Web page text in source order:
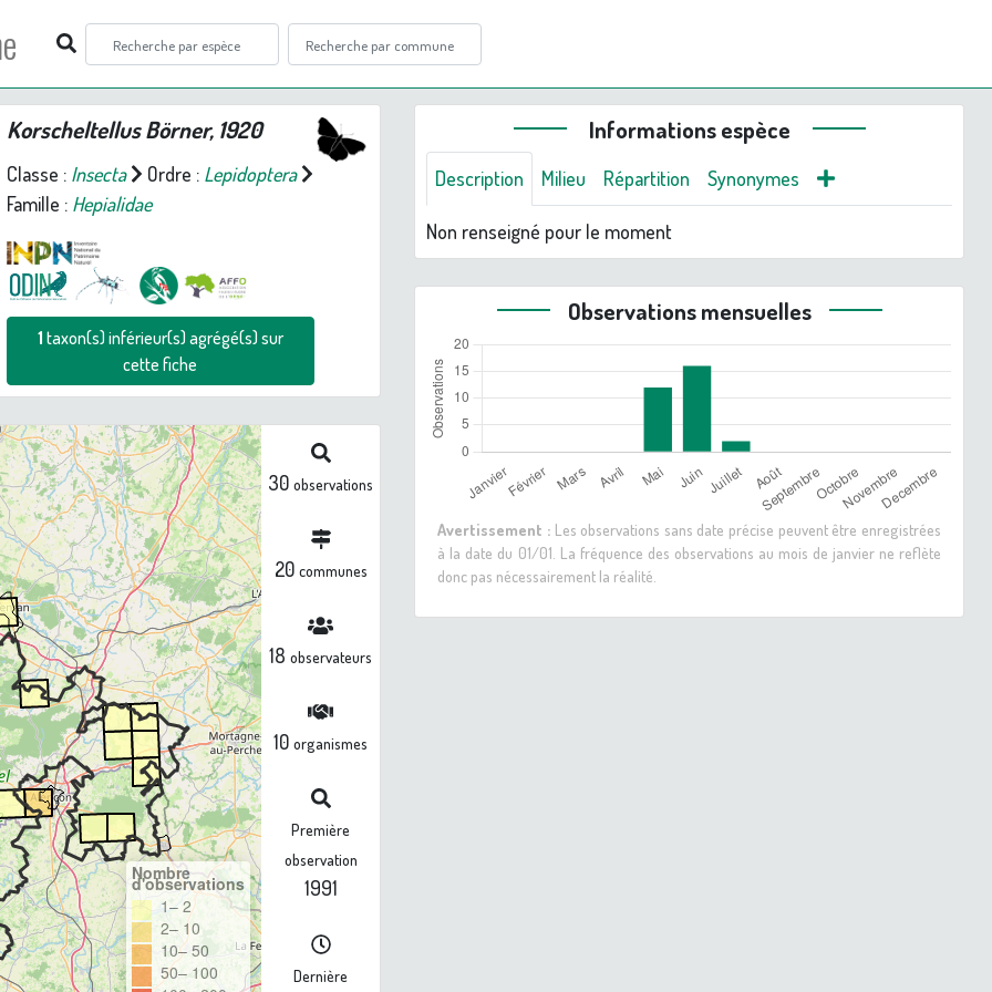
KorscheltellusBörner, 1920
Classe : Insecta Ordre : Lepidoptera
Famille : Hepialidae
1 taxon(s) inférieur(s) agrégé(s) sur
cette fiche
Nombre
d'observations
1– 2
2– 10
10– 50
50– 100
30 observations
20 communes
18 observateurs
10organismes
Première
observation
1991
Dernière
Informations espèce
Description Milieu Répartition Synonymes
Non renseigné pour le moment
Observations mensuelles
Avertissement :Les observations sans date précise peuvent être enregistrées
à la date du 01/01. La fréquence des observations au mois de janvier ne reflète
donc pas nécessairement la réalité.